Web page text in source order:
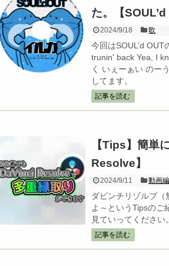
た。【SOUL’d
2024/9/18 歌
今回はSOUL’d
trunin' back Yea, I
く いぇーぁい のー
してます。
記事を読む
【Tips】簡単
Resolve】
2024/9/11 動画
ダビンチリゾルブ
よ～というTipsのご
見ていってください。
記事を読む